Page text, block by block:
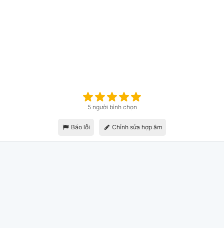
5 người bình chọn
Báo lỗi Chỉnh sửa hợp âm